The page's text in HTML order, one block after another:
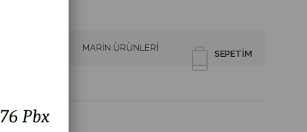
SEPETIM
MARİN ÜRÜNLERİ